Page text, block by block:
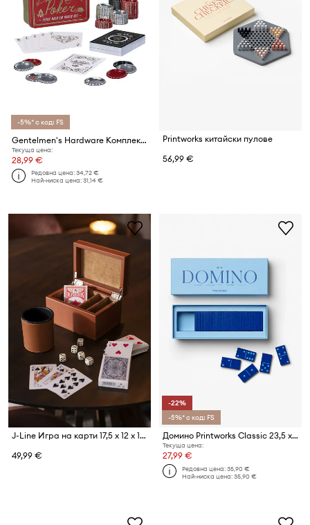
-5%* с код: FS
Gentelmen's Hardware Комплект за покер
Текуща цена:
28,99 €
Редовна цена:34,72 €
Най-ниска цена:31,14 €
Printworks китайски пулове
56,99 €
J-Line Игра на карти 17,5 x 12 x 10 cm
49,99 €
-22%
-5%* с код: FS
Домино Printworks Classic 23,5 x 9 x 4,5 cm
Текуща цена:
27,99 €
Редовна цена:35,90 €
Най-ниска цена:35,90 €